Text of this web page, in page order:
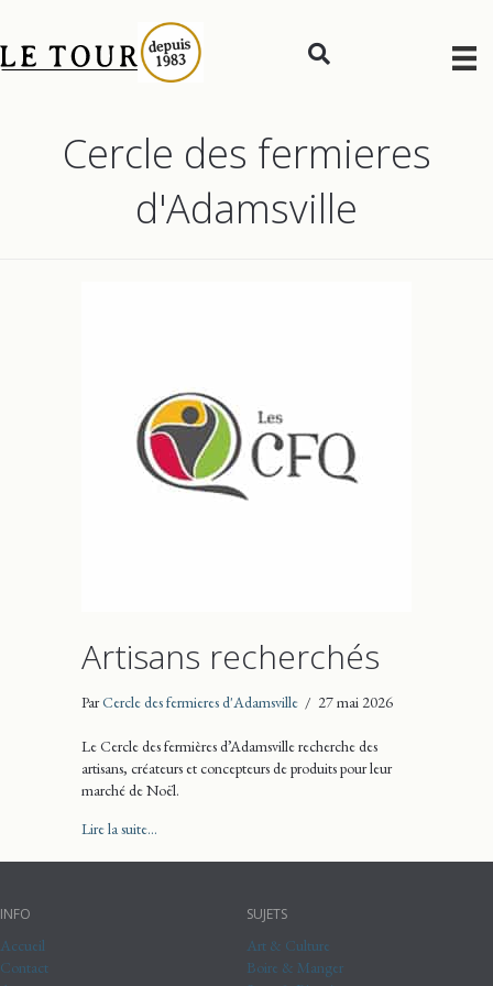
Cercle des fermieres
d'Adamsville
Artisans recherchés
ParCercle des fermieres d'Adamsville / 27 mai 2026
Le Cercle des fermières d’Adamsville recherche des
artisans, créateurs et concepteurs de produits pour leur
marché de Noël.
Lire la suite...
INFO
Accueil
Contact
SUJETS
Art & Culture
Boire & Manger